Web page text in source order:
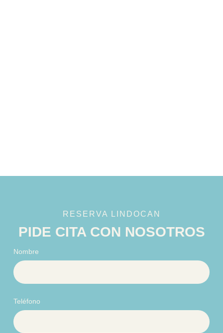
RESERVA LINDOCAN
PIDE CITA CON NOSOTROS
Nombre
Teléfono